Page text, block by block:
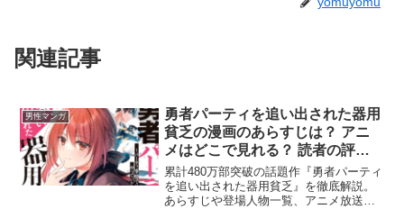
関連記事
男性マンガ
勇者パーティを追い出された器用
貧乏の漫画のあらすじは？ アニ
メはどこで見れる？ 読者の評価
や口コミまで解説！
累計480万部突破の話題作『勇者パーティ
を追い出された器用貧乏』を徹底解説。
あらすじや登場人物一覧、アニメ放送・